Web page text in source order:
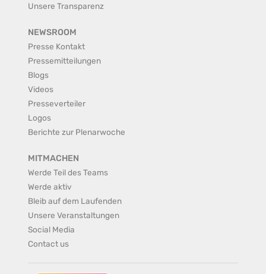
Unsere Transparenz
NEWSROOM
Presse Kontakt
Pressemitteilungen
Blogs
Videos
Presseverteiler
Logos
Berichte zur Plenarwoche
MITMACHEN
Werde Teil des Teams
Werde aktiv
Bleib auf dem Laufenden
Unsere Veranstaltungen
Social Media
Contact us